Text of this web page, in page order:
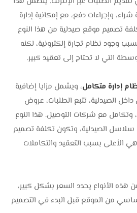
وإجراءات دفع، مع إمكانية إدارة
تصميم موقع صيدلية من هذا النوع
وجود نظام تجارة إلكترونية، لكنه
التي لا تحتاج إلى تعقيد كبير.
إدارة متكامل، ويشمل مزايا إضافية
الصيدلية، تتبع الطلبات، عروض
وتكامل مع شركات التوصيل. هذا النوع
سلاسل الصيدلية، وتكون تكلفة تصميم
الأعلى بسبب التعقيد والتكاملات
هذه الأنواع يحدد السعر بشكل كبير،
من الموقع قبل البدء في التصميم